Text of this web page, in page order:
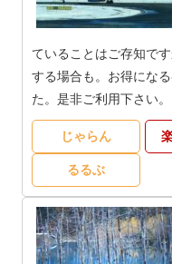
ていることはご存知で
する場合も。お得にな
た。是非ご利用下さい。
じゃらん
るるぶ